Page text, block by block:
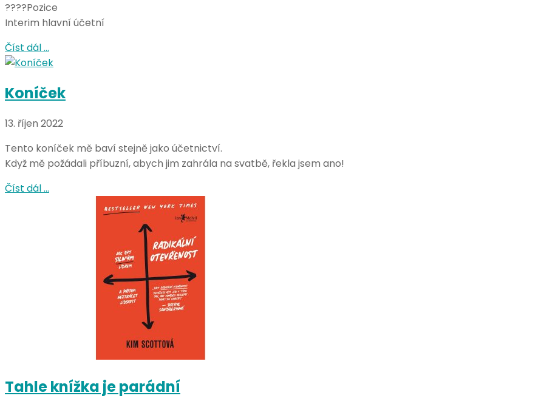
????Pozice
Interim hlavní účetní
Číst dál …
Koníček
13. říjen 2022
Tento koníček mě baví stejně jako účetnictví.
Když mě požádali příbuzní, abych jim zahrála na svatbě, řekla jsem ano!
Číst dál …
Tahle knížka je parádní